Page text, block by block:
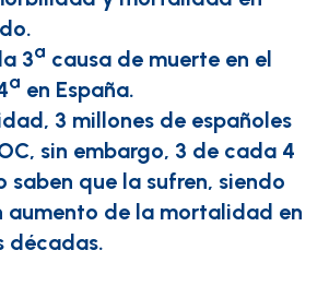
3ª causa de muerte en el
ª en España.
3 millones de españoles
sin embargo, 3 de cada 4
saben que la sufren, siendo
aumento de la mortalidad en
décadas.